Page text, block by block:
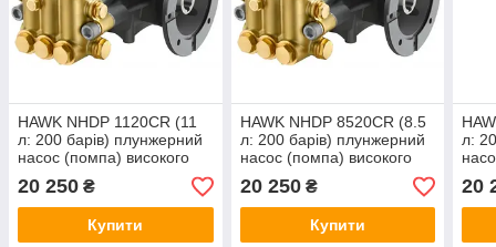
HAWK NHDP 1120CR (11
л: 200 барів) плунжерний
насос (помпа) високого
тиску з фланцем
20 250 ₴
Купити
HAWK NHDP 8520CR (8.5
л: 200 барів) плунжерний
насос (помпа) високого
тиску з фланцем
20 250₴
Купити
л:
20